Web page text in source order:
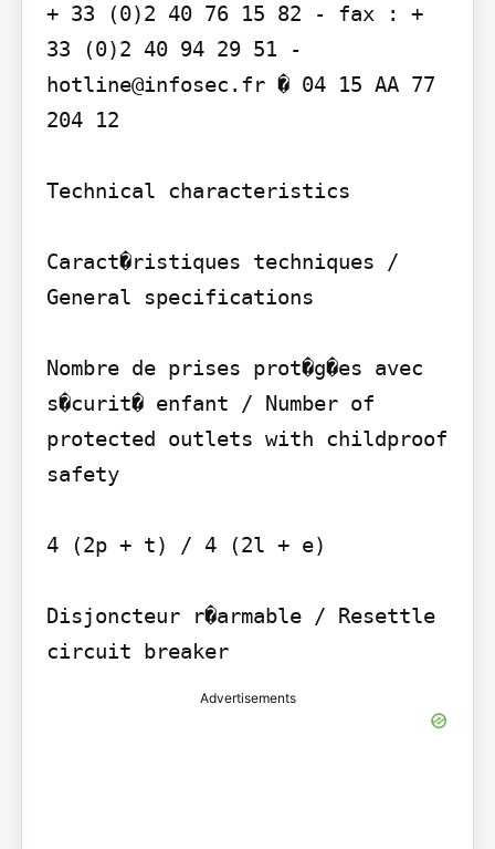
+ 33 (0)2 40 76 15 82 - fax : +
33 (0)2 40 94 29 51 -
hotline@infosec.fr � 04 15 AA 77
204 12
Technical characteristics
Caract�ristiques techniques /
General specifications
Nombre de prises prot�g�es avec
s�curit� enfant / Number of
protected outlets with childproof
safety
4 (2p + t) / 4 (2l + e)
Disjoncteur r�armable / Resettle
circuit breaker
Advertisements